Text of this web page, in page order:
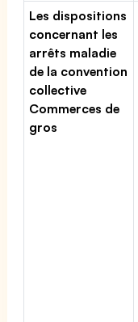
Les dispositions
concernant les
arrêts maladie
de la convention
collective
Commerces de
gros